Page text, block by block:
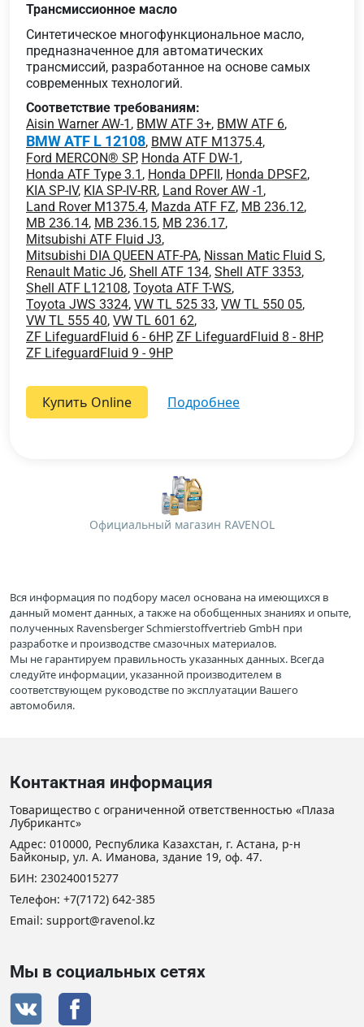
Трансмиссионное масло
Синтетическое многофункциональное масло,
предназначенное для автоматических
трансмиссий, разработанное на основе самых
современных технологий.
Соответствие требованиям:
Aisin Warner AW-1 , BMW ATF 3+, BMW ATF 6,
BMW ATF L 12108, BMW ATF M1375.4,
Ford MERCON® SP, Honda ATF DW-1 ,
Honda ATF Type 3.1 , Honda DPFII, Honda DPSF2,
KIA SP-IV, KIA SP-IV-RR, Land Rover AW -1 ,
Land Rover M1375.4, Mazda ATF FZ, MB 236.12,
MB 236.14, MB 236.15, MB 236.17,
Mitsubishi ATF Fluid J3,
Mitsubishi DIA QUEEN ATF-PA, Nissan Matic Fluid S,
Renault Matic J6, Shell ATF 134, Shell ATF 3353,
Shell ATF L12108, Toyota ATF T-WS,
Toyota JWS 3324, VW TL 525 33, VW TL 550 05,
VW TL 555 40, VW TL 601 62,
ZF LifeguardFluid 6 - 6HP, ZF LifeguardFluid 8 - 8HP,
ZF LifeguardFluid 9 - 9HP
Купить Online подробнее
Официальный магазин RAVENOL
Вся информация по подбору масел основана на имеющихся в
данный момент данных, а также на обобщенных знаниях и опыте,
полученных Ravensberger Schmierstoffvertrieb GmbH при
разработке и производстве смазочных материалов.
Мы не гарантируем правильность указанных данных. Всегда
следуйте информации, указанной производителем в
соответствующем руководстве по эксплуатации Вашего
автомобиля.
Контактная информация
Товарищество с ограниченной ответственностью «Плаза
Лубрикантс»
Адрес: 010000, Республика Казахстан, г. Астана, р-н
Байконыр, ул. А. Иманова, здание 19, оф. 47.
БИН: 230240015277
Телефон: +7(7172) 642-385
Email: support@ravenol.kz
Мы в социальных сетях